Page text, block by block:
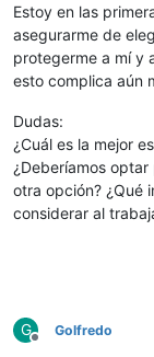
Estoy en las
asegurarme de
protegerme a mí y
esto complica aún
Dudas:
¿Cuál es la mejor
¿Deberíamos
otra opción? ¿Qué
considerar al
G
Desconectado
Golfredo